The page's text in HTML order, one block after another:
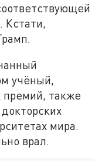
Кстати,
учёный,
премий, также
мира.
врал.